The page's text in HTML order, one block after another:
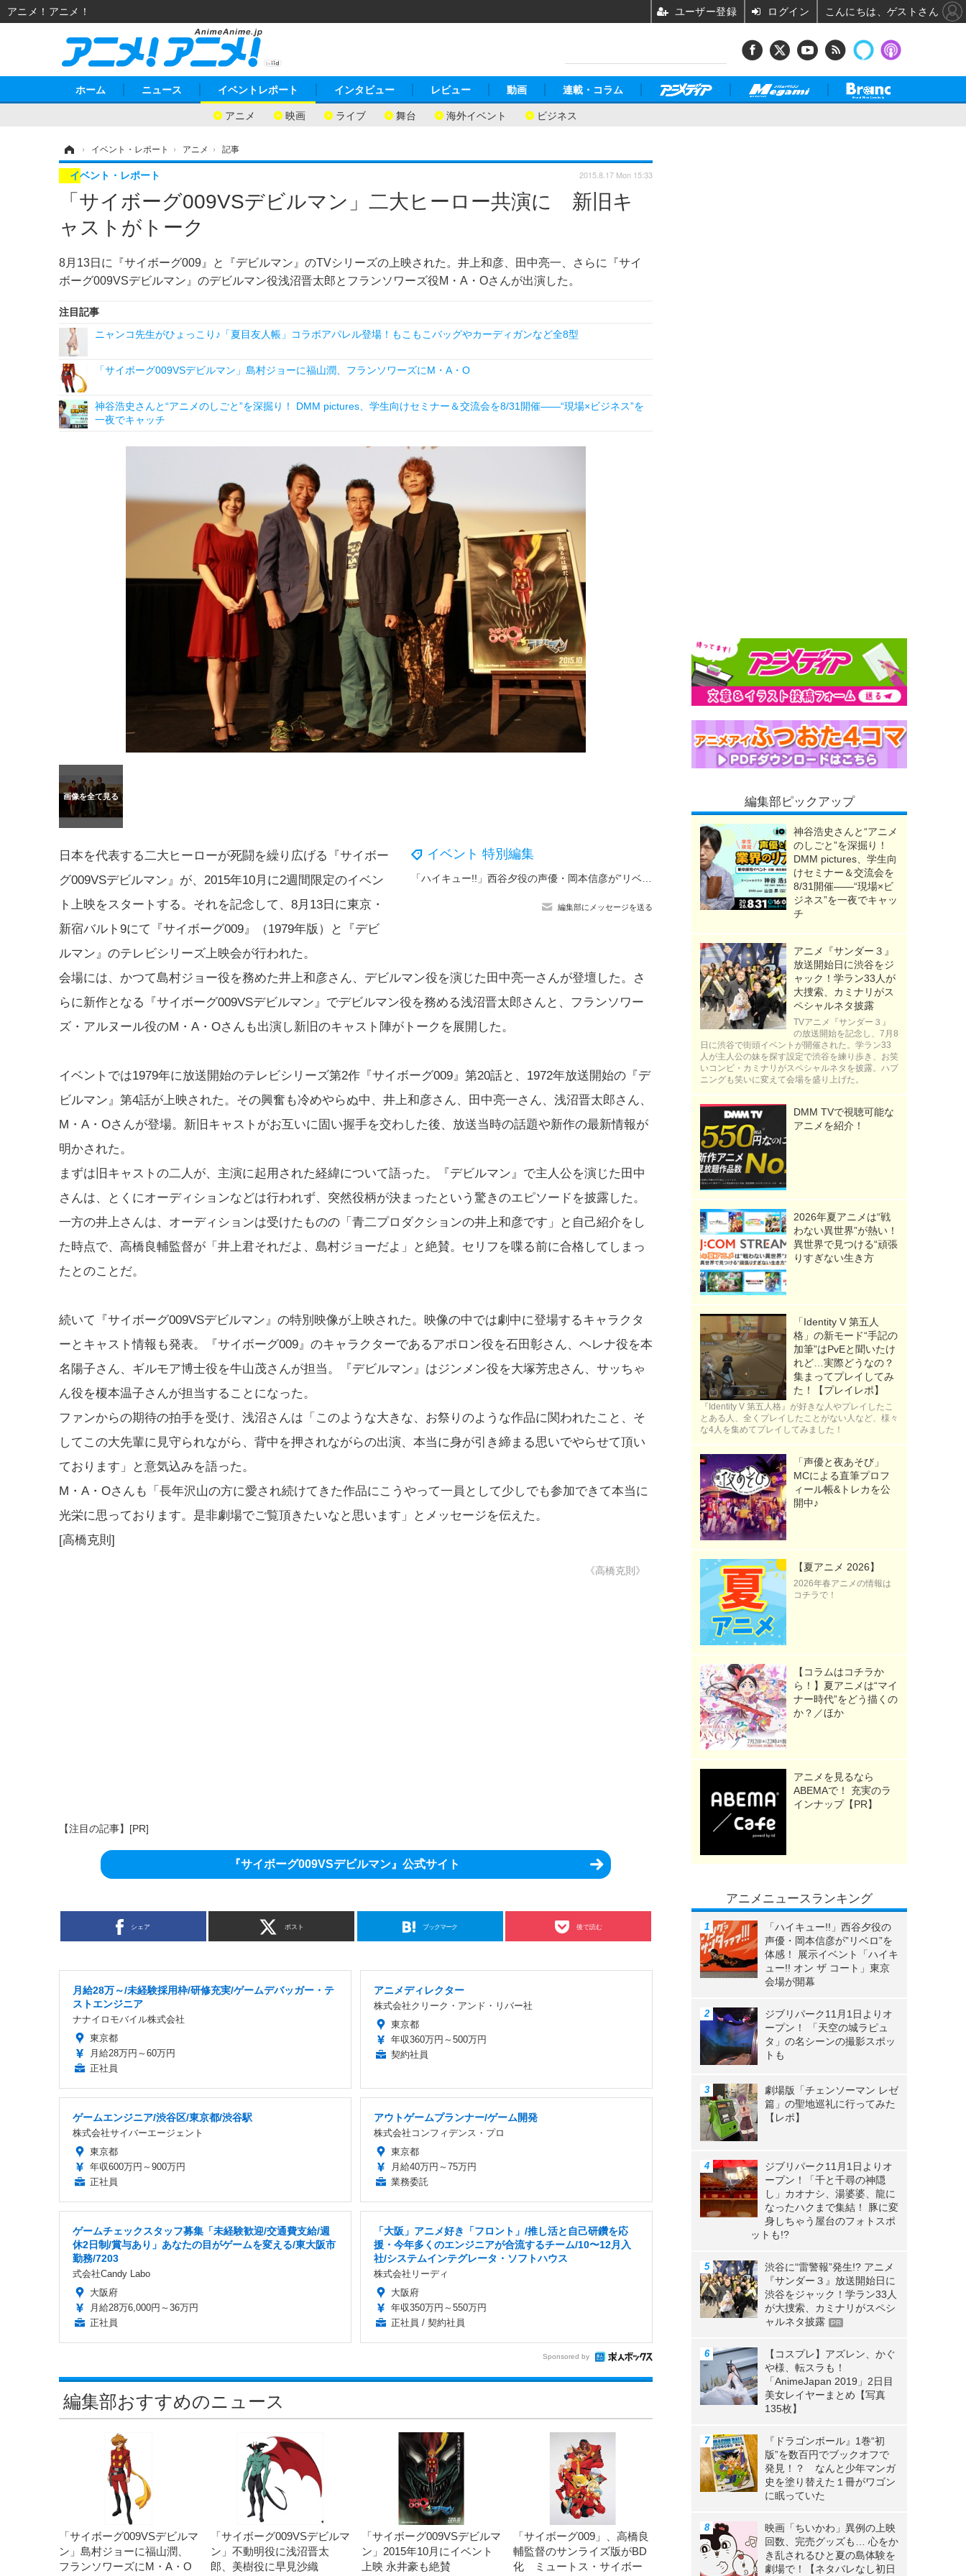
ホーム ニュース イベントレポート
アニメ 映画 ライブ 舞台 海外イベント ビジネス
インタビュー レビュー 動画 連載・コラム
› イベント・レポート › アニメ › 記事
「サイボーグ009VSデビルマン」二大ヒーロー共演に 新旧キ
ャストがトーク
8月13日に『サイボーグ009』と『デビルマン』のTVシリーズの上映された。井上和彦、田中亮一、さらに『サイ
ボーグ009VSデビルマン』のデビルマン役浅沼晋太郎とフランソワーズ役M・A・Oさんが出演した。
イベント・レポート 2015.8.17 Mon 15:33
注目記事
ニャンコ先生がひょっこり♪「夏目友人帳」コラボアパレル登場！もこもこバッグやカーディガンなど全8型
「サイボーグ009VSデビルマン」島村ジョーに福山潤、フランソワーズにM・A・O
神谷浩史さんと“アニメのしごと”を深掘り！ DMM pictures、学生向けセミナー＆交流会を8/31開催――“現場×ビジネス”を
一夜でキャッチ
イベント 特別編集
編集部にメッセージを送る
日本を代表する二大ヒーローが死闘を繰り広げる『サイボー
グ009VSデビルマン』が、2015年10月に2週間限定のイベン
ト上映をスタートする。それを記念して、8月13日に東京・
新宿バルト9にて『サイボーグ009』（1979年版）と『デビ
ルマン』のテレビシリーズ上映会が行われた。
会場には、かつて島村ジョー役を務めた井上和彦さん、デビルマン役を演じた田中亮一さんが登壇した。さ
らに新作となる『サイボーグ009VSデビルマン』でデビルマン役を務める浅沼晋太郎さんと、フランソワー
ズ・アルヌール役のM・A・Oさんも出演し新旧のキャスト陣がトークを展開した。
イベントでは1979年に放送開始のテレビシリーズ第2作『サイボーグ009』第20話と、1972年放送開始の『デ
ビルマン』第4話が上映された。その興奮も冷めやらぬ中、井上和彦さん、田中亮一さん、浅沼晋太郎さん、
M・A・Oさんが登場。新旧キャストがお互いに固い握手を交わした後、放送当時の話題や新作の最新情報が
明かされた。
まずは旧キャストの二人が、主演に起用された経緯について語った。『デビルマン』で主人公を演じた田中
さんは、とくにオーディションなどは行われず、突然役柄が決まったという驚きのエピソードを披露した。
一方の井上さんは、オーディションは受けたものの「青二プロダクションの井上和彦です」と自己紹介をし
た時点で、高橋良輔監督が「井上君それだよ、島村ジョーだよ」と絶賛。セリフを喋る前に合格してしまっ
たとのことだ。
続いて『サイボーグ009VSデビルマン』の特別映像が上映された。映像の中では劇中に登場するキャラクタ
ーとキャスト情報も発表。『サイボーグ009』のキャラクターであるアポロン役を石田彰さん、ヘレナ役を本
名陽子さん、ギルモア博士役を牛山茂さんが担当。『デビルマン』はジンメン役を大塚芳忠さん、サッちゃ
ん役を榎本温子さんが担当することになった。
ファンからの期待の拍手を受け、浅沼さんは「このような大きな、お祭りのような作品に関われたこと、そ
してこの大先輩に見守られながら、背中を押されながらの出演、本当に身が引き締まる思いでやらせて頂い
ております」と意気込みを語った。
M・A・Oさんも「長年沢山の方に愛され続けてきた作品にこうやって一員として少しでも参加できて本当に
光栄に思っております。是非劇場でご覧頂きたいなと思います」とメッセージを伝えた。
[高橋克則]
《高橋克則》
【注目の記事】[PR]
『サイボーグ009VSデビルマン』公式サイト
シェア ポスト ブックマーク 後で読む
月給28万～/未経験採用枠/研修充実/ゲームデバッガー・テ
ストエンジニア
ナナイロモバイル株式会社
東京都
月給28万円～60万円
正社員
アニメディレクター
株式会社クリーク・アンド・リバー社
東京都
年収360万円～500万円
契約社員
ゲームエンジニア/渋谷区/東京都/渋谷駅
株式会社サイバーエージェント
東京都
年収600万円～900万円
正社員
アウトゲームプランナー/ゲーム開発
株式会社コンフィデンス・プロ
東京都
月給40万円～75万円
業務委託
ゲームチェックスタッフ募集「未経験歓迎/交通費支給/週
休2日制/賞与あり」あなたの目がゲームを変える/東大阪市
勤務/7203
式会社Candy Labo
大阪府
月給28万6,000円～36万円
正社員
「大阪」アニメ好き「フロント」/推し活と自己研鑽を応
援・今年多くのエンジニアが合流するチーム/10〜12月入
社/システムインテグレータ・ソフトハウス
株式会社リーディ
大阪府
年収350万円～550万円
正社員 / 契約社員
Sponsored by
編集部おすすめのニュース
「サイボーグ009VSデビルマ
ン」島村ジョーに福山潤、
フランソワーズにM・A・O
「サイボーグ009VSデビルマ
ン」不動明役に浅沼晋太
郎、美樹役に早見沙織
「サイボーグ009VSデビルマ
ン」2015年10月にイベント
上映 永井豪も絶賛
「サイボーグ009」、高橋良
輔監督のサンライズ版がBD
化 ミュートス・サイボー
編集部ピックアップ
神谷浩史さんと“アニメ
のしごと”を深掘り！
DMM pictures、学生向
けセミナー＆交流会を
8/31開催――“現場×ビ
ジネス”を一夜でキャッ
チ
アニメ『サンダー３』
放送開始日に渋谷をジ
ャック！学ラン33人が
大捜索、カミナリがス
ペシャルネタ披露
TVアニメ『サンダー３』
の放送開始を記念し、7月8
日に渋谷で街頭イベントが開催された。学ラン33
人が主人公の妹を探す設定で渋谷を練り歩き、お笑
いコンビ・カミナリがスペシャルネタを披露。ハプ
ニングも笑いに変えて会場を盛り上げた。
DMM TVで視聴可能な
アニメを紹介！
2026年夏アニメは“戦
わない異世界”が熱い！
異世界で見つける“頑張
りすぎない生き方
「Identity V 第五人
格」の新モード“手記の
加筆”はPvEと聞いたけ
れど…実際どうなの？
集まってプレイしてみ
た！【プレイレポ】
『Identity V 第五人格』が好きな人やプレイしたこ
とある人、全くプレイしたことがない人など、様々
な4人を集めてプレイしてみました！
「声優と夜あそび」
MCによる直筆プロフ
ィール帳&トレカを公
開中♪
【夏アニメ 2026】
2026年春アニメの情報は
コチラで！
【コラムはコチラか
ら！】夏アニメは“マイ
ナー時代”をどう描くの
か？／ほか
アニメを見るなら
ABEMAで！ 充実のラ
インナップ【PR】
アニメニュースランキング
「ハイキュー!!」西谷夕役の
声優・岡本信彦が”リベロ”を
体感！ 展示イベント「ハイキ
ュー!! オン ザ コート」東京
会場が開幕
ジブリパーク11月1日よりオ
ープン！ 「天空の城ラピュ
タ」の名シーンの撮影スポッ
トも
劇場版「チェンソーマン レゼ
篇」の聖地巡礼に行ってみた
【レポ】
ジブリパーク11月1日よりオ
ープン！「千と千尋の神隠
し」カオナシ、湯婆婆、龍に
なったハクまで集結！ 豚に変
身しちゃう屋台のフォトスポ
ットも!?
渋谷に“雷警報”発生!? アニメ
『サンダー３』放送開始日に
渋谷をジャック！学ラン33人
が大捜索、カミナリがスペシ
ャルネタ披露
PR
【コスプレ】アズレン、かぐ
や様、転スラも！
「AnimeJapan 2019」2日目
美女レイヤーまとめ【写真
135枚】
『ドラゴンボール』1巻“初
版”を数百円でブックオフで
発見！？ なんと少年マンガ
史を塗り替えた１冊がワゴン
に眠っていた
映画「ちいかわ」異例の上映
回数、完売グッズも… 心をか
き乱されるひと夏の島体験を
劇場で！【ネタバレなし初日
アニメ！アニメ！ ユーザー登録 ログイン こんにちは、ゲストさん